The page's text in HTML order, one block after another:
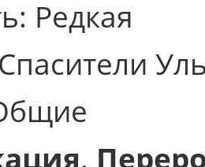
Редкая
Спасители
.